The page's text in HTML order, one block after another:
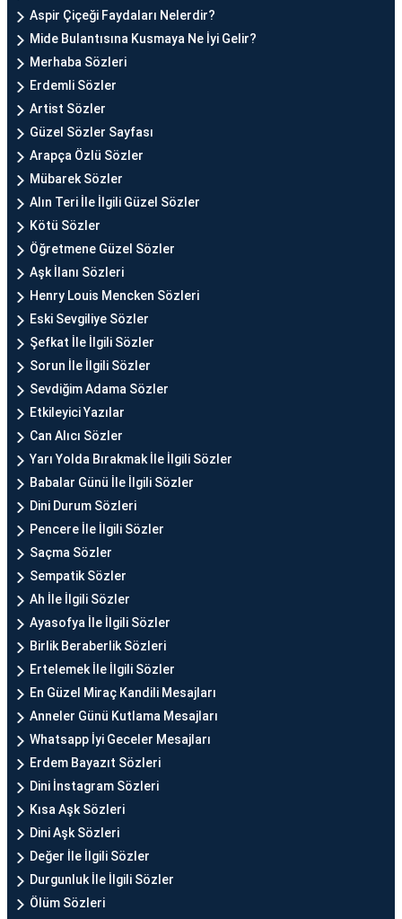
Aspir Çiçeği Faydaları Nelerdir?
Mide Bulantısına Kusmaya Ne İyi Gelir?
Merhaba Sözleri
Erdemli Sözler
Artist Sözler
Güzel Sözler Sayfası
Arapça Özlü Sözler
Mübarek Sözler
Alın Teri İle İlgili Güzel Sözler
Kötü Sözler
Öğretmene Güzel Sözler
Aşk İlanı Sözleri
Henry Louis Mencken Sözleri
Eski Sevgiliye Sözler
Şefkat İle İlgili Sözler
Sorun İle İlgili Sözler
Sevdiğim Adama Sözler
Etkileyici Yazılar
Can Alıcı Sözler
Yarı Yolda Bırakmak İle İlgili Sözler
Babalar Günü İle İlgili Sözler
Dini Durum Sözleri
Pencere İle İlgili Sözler
Saçma Sözler
Sempatik Sözler
Ah İle İlgili Sözler
Ayasofya İle İlgili Sözler
Birlik Beraberlik Sözleri
Ertelemek İle İlgili Sözler
En Güzel Miraç Kandili Mesajları
Anneler Günü Kutlama Mesajları
Whatsapp İyi Geceler Mesajları
Erdem Bayazıt Sözleri
Dini İnstagram Sözleri
Kısa Aşk Sözleri
Dini Aşk Sözleri
Değer İle İlgili Sözler
Durgunluk İle İlgili Sözler
Ölüm Sözleri